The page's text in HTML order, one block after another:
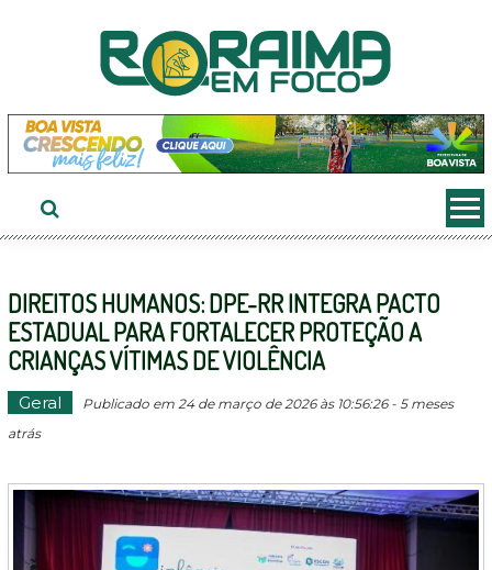
DIREITOS HUMANOS: DPE-RR INTEGRA PACTO
ESTADUAL PARA FORTALECER PROTEÇÃO A
CRIANÇAS VÍTIMAS DE VIOLÊNCIA
Geral
Publicado em 24 de março de 2026 às 10:56:26 - 5 meses
atrás